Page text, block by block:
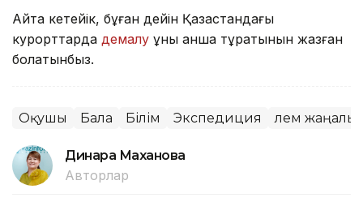
Айта кетейік, бұған дейін Қазақстандағы
курорттарда демалу құны қанша тұратынын жазған
болатынбыз.
Оқушы Бала Білім Экспедиция Әлем
Динара Маханова
Авторлар